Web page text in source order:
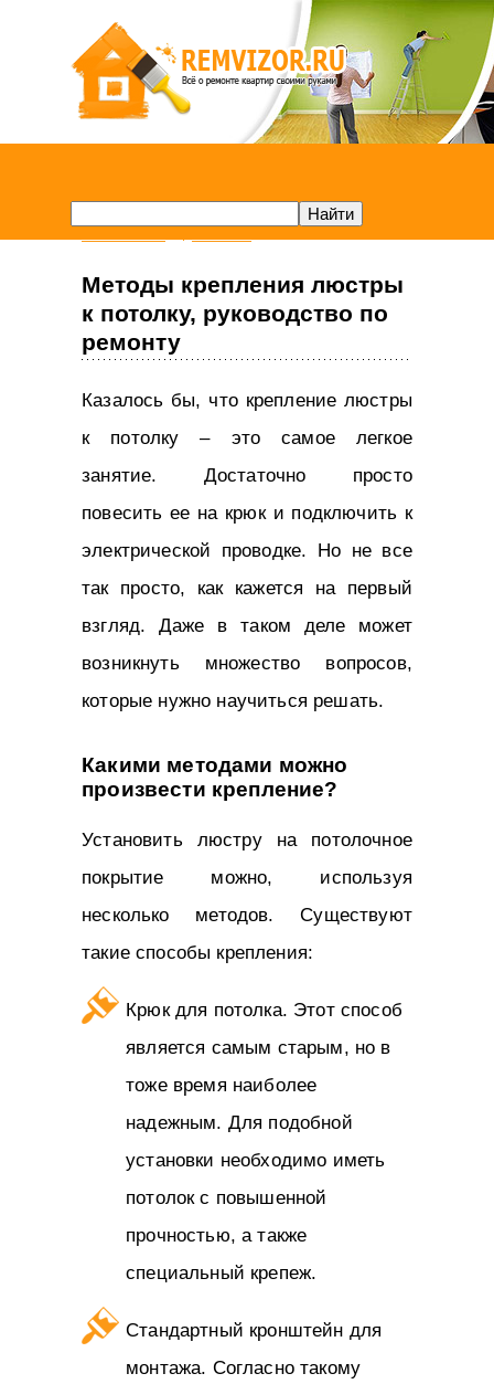
Методы крепления люстры
к потолку, руководство по
ремонту
Казалось бы, что крепление люстры
к потолку – это самое легкое
занятие. Достаточно просто
повесить ее на крюк и подключить к
электрической проводке. Но не все
так просто, как кажется на первый
взгляд. Даже в таком деле может
возникнуть множество вопросов,
которые нужно научиться решать.
Какими методами можно
произвести крепление?
Установить люстру на потолочное
покрытие можно, используя
несколько методов. Существуют
такие способы крепления:
Крюк для потолка. Этот способ
является самым старым, но в
тоже время наиболее
надежным. Для подобной
установки необходимо иметь
потолок с повышенной
прочностью, а также
специальный крепеж.
Стандартный кронштейн для
монтажа. Согласно такому